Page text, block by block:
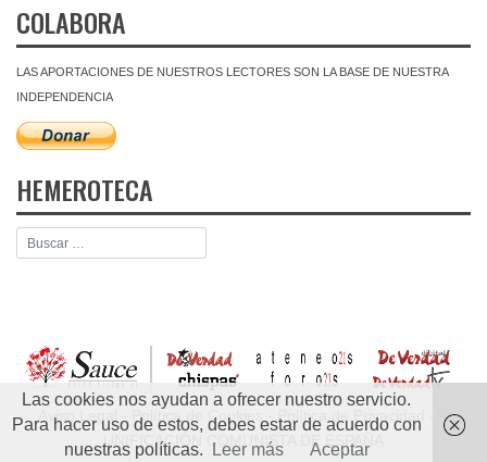
COLABORA
LAS APORTACIONES DE NUESTROS LECTORES SON LA BASE DE NUESTRA
INDEPENDENCIA
HEMEROTECA
Aviso Legal Política de Cookies Política de Privacidad
- ©
UNIFICACIÓN COMUNISTA DE ESPAÑA
Las cookies nos ayudan a ofrecer nuestro servicio.
Para hacer uso de estos, debes estar de acuerdo con
nuestras políticas.
Leer más Aceptar